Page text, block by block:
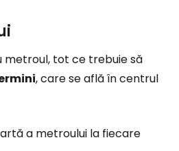
metroul, tot ce trebuie să
, care se află în centrul
a metroului la fiecare